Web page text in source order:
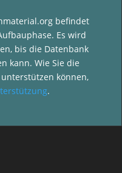
befindet
Es wird
bis die Datenbank
kann. Wie Sie die
können,
.